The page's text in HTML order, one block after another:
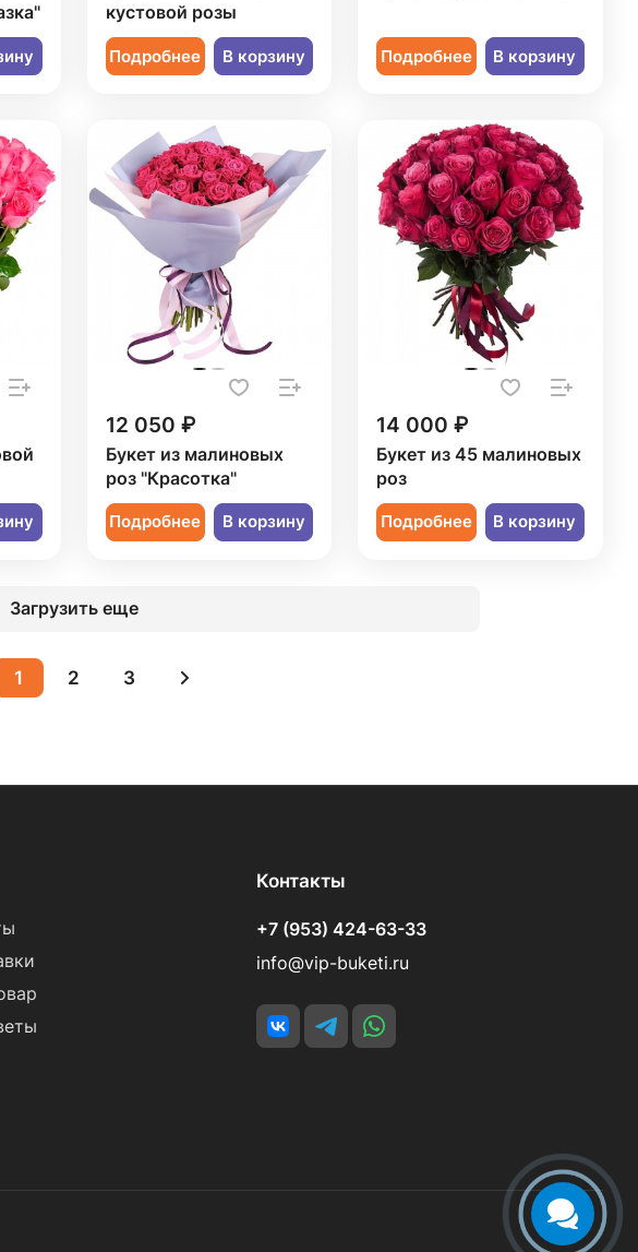
кустовой розы
Подробнее В корзину Подробнее В корзину
12 050 ₽
Букет из малиновых
роз "Красотка"
Подробнее В корзину
14 000 ₽
Букет из 45 малиновых
роз
Подробнее В корзину
Загрузить еще
1 2 3
Контакты
+7 (953) 424-63-33
info@vip-buketi.ru